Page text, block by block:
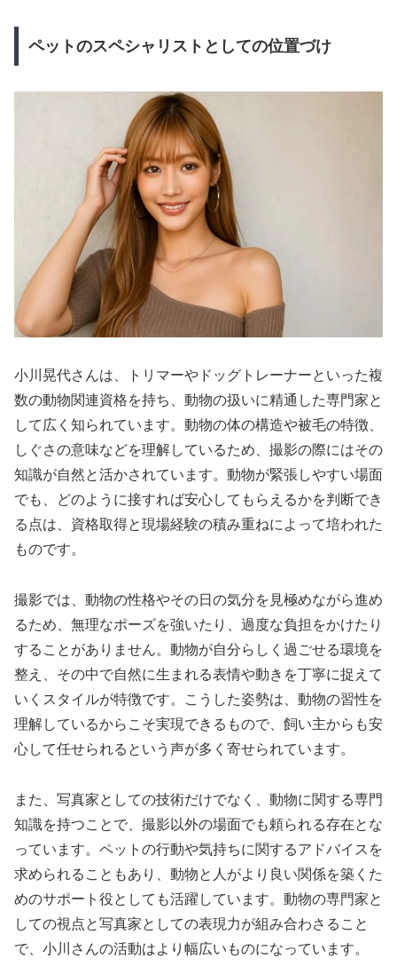
ペットのスペシャリストとしての位置づけ
小川晃代さんは、トリマーやドッグトレーナーといった複
数の動物関連資格を持ち、動物の扱いに精通した専門家と
して広く知られています。動物の体の構造や被毛の特徴、
しぐさの意味などを理解しているため、撮影の際にはその
知識が自然と活かされています。動物が緊張しやすい場面
でも、どのように接すれば安心してもらえるかを判断でき
る点は、資格取得と現場経験の積み重ねによって培われた
ものです。
撮影では、動物の性格やその日の気分を見極めながら進め
るため、無理なポーズを強いたり、過度な負担をかけたり
することがありません。動物が自分らしく過ごせる環境を
整え、その中で自然に生まれる表情や動きを丁寧に捉えて
いくスタイルが特徴です。こうした姿勢は、動物の習性を
理解しているからこそ実現できるもので、飼い主からも安
心して任せられるという声が多く寄せられています。
また、写真家としての技術だけでなく、動物に関する専門
知識を持つことで、撮影以外の場面でも頼られる存在とな
っています。ペットの行動や気持ちに関するアドバイスを
求められることもあり、動物と人がより良い関係を築くた
めのサポート役としても活躍しています。動物の専門家と
しての視点と写真家としての表現力が組み合わさること
で、小川さんの活動はより幅広いものになっています。